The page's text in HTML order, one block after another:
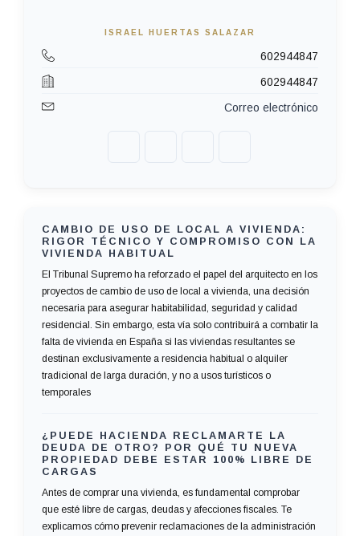
ISRAEL HUERTAS SALAZAR
602944847
602944847
Correo electrónico
CAMBIO DE USO DE LOCAL A VIVIENDA:
RIGOR TÉCNICO Y COMPROMISO CON LA
VIVIENDA HABITUAL
El Tribunal Supremo ha reforzado el papel del arquitecto en los
proyectos de cambio de uso de local a vivienda, una decisión
necesaria para asegurar habitabilidad, seguridad y calidad
residencial. Sin embargo, esta vía solo contribuirá a combatir la
falta de vivienda en España si las viviendas resultantes se
destinan exclusivamente a residencia habitual o alquiler
tradicional de larga duración, y no a usos turísticos o
temporales
¿PUEDE HACIENDA RECLAMARTE LA
DEUDA DE OTRO? POR QUÉ TU NUEVA
PROPIEDAD DEBE ESTAR 100% LIBRE DE
CARGAS
Antes de comprar una vivienda, es fundamental comprobar
que esté libre de cargas, deudas y afecciones fiscales. Te
explicamos cómo prevenir reclamaciones de la administración